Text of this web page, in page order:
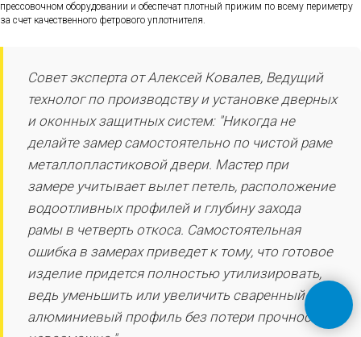
прессовочном оборудовании и обеспечат плотный прижим по всему периметру
за счет качественного фетрового уплотнителя.
Совет эксперта от Алексей Ковалев, Ведущий
технолог по производству и установке дверных
и оконных защитных систем: "Никогда не
делайте замер самостоятельно по чистой раме
металлопластиковой двери. Мастер при
замере учитывает вылет петель, расположение
водоотливных профилей и глубину захода
рамы в четверть откоса. Самостоятельная
ошибка в замерах приведет к тому, что готовое
изделие придется полностью утилизировать,
ведь уменьшить или увеличить сваренный
алюминиевый профиль без потери прочности